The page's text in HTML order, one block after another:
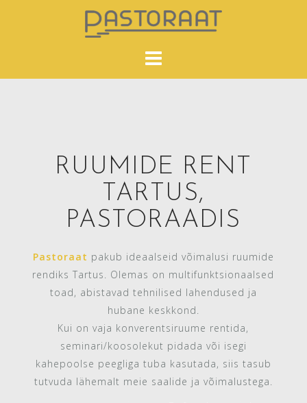
RUUMIDE RENT
TARTUS,
PASTORAADIS
Pastoraat pakub ideaalseid võimalusi ruumide
rendiks Tartus. Olemas on multifunktsionaalsed
toad, abistavad tehnilised lahendused ja
hubane keskkond.
Kui on vaja konverentsiruume rentida,
seminari/koosolekut pidada või isegi
kahepoolse peegliga tuba kasutada, siis tasub
tutvuda lähemalt meie saalide ja võimalustega.